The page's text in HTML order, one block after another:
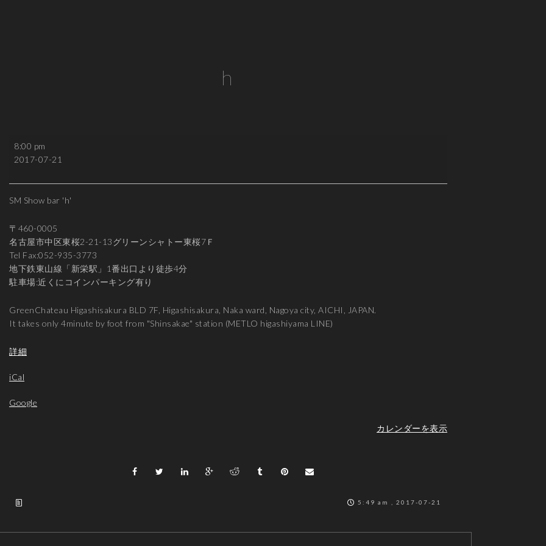
h
8:00 pm
2017-07-21
SM Show bar 'h'
〒460-0005
名古屋市中区東桜2-21-13グリーンシャトー東桜7Ｆ
Tel Fax:052-935-3773
地下鉄東山線「新栄駅」1番出口より徒歩4分
駐車場:近くにコインパーキング有り
GreenChateau Higashisakura BLD 7F, Higashisakura, Naka ward, Nagoya city, AICHI, JAPAN.
It takes only 4minute by foot from "Shinsakae" station (METLO higashiyama LINE)
詳細
iCal
Google
カレンダーを表示
5:49 am , 2017-07-21